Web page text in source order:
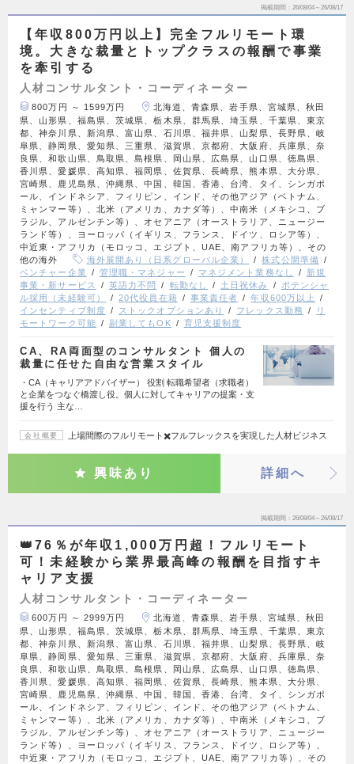
掲載期間 26/08/04～26/08/17
【年収800万円以上】完全フルリモート環
境。大きな裁量とトップクラスの報酬で事業
を牽引する
人材コンサルタント・コーディネーター
800万円 ～ 1599万円
北海道、青森県、岩手県、宮城県、秋田
県、山形県、福島県、茨城県、栃木県、群馬県、埼玉県、千葉県、東京
都、神奈川県、新潟県、富山県、石川県、福井県、山梨県、長野県、岐
阜県、静岡県、愛知県、三重県、滋賀県、京都府、大阪府、兵庫県、奈
良県、和歌山県、鳥取県、島根県、岡山県、広島県、山口県、徳島県、
香川県、愛媛県、高知県、福岡県、佐賀県、長崎県、熊本県、大分県、
宮崎県、鹿児島県、沖縄県、中国、韓国、香港、台湾、タイ、シンガポ
ール、インドネシア、フィリピン、インド、その他アジア（ベトナム、
ミャンマー等）、北米（アメリカ、カナダ等）、中南米（メキシコ、ブ
ラジル、アルゼンチン等）、オセアニア（オーストラリア、ニュージー
ランド等）、ヨーロッパ（イギリス、フランス、ドイツ、ロシア等）、
中近東・アフリカ（モロッコ、エジプト、UAE、南アフリカ等）、その
他の海外
海外展開あり（日系グローバル企業）
株式公開準備
ベンチャー企業
管理職・マネジャー マネジメント業務なし
新規
事業・新サービス
英語力不問 転勤なし 土日祝休み
ポテンシャ
ル採用（未経験可）
20代役員在籍 事業責任者
年収600万以上
インセンティブ制度
ストックオプションあり フレックス勤務
リ
モートワーク可能
副業してもOK 育児支援制度
CA、RA両面型のコンサルタント 個人の
裁量に任せた自由な営業スタイル
・CA（キャリアアドバイザー） 役割 転職希望者（求職者）
と企業をつなぐ橋渡し役。個人に対してキャリアの提案・支
援を行う 主な…
会社概要 上場間際のフルリモート✖️フルフレックスを実現した人材ビジネス
興味あり 詳細へ
掲載期間 26/08/04～26/08/17
👑76％が年収1,000万円超！フルリモート
可！未経験から業界最高峰の報酬を目指すキ
ャリア支援
人材コンサルタント・コーディネーター
600万円 ～ 2999万円
北海道、青森県、岩手県、宮城県、秋田
県、山形県、福島県、茨城県、栃木県、群馬県、埼玉県、千葉県、東京
都、神奈川県、新潟県、富山県、石川県、福井県、山梨県、長野県、岐
阜県、静岡県、愛知県、三重県、滋賀県、京都府、大阪府、兵庫県、奈
良県、和歌山県、鳥取県、島根県、岡山県、広島県、山口県、徳島県、
香川県、愛媛県、高知県、福岡県、佐賀県、長崎県、熊本県、大分県、
宮崎県、鹿児島県、沖縄県、中国、韓国、香港、台湾、タイ、シンガポ
ール、インドネシア、フィリピン、インド、その他アジア（ベトナム、
ミャンマー等）、北米（アメリカ、カナダ等）、中南米（メキシコ、ブ
ラジル、アルゼンチン等）、オセアニア（オーストラリア、ニュージー
ランド等）、ヨーロッパ（イギリス、フランス、ドイツ、ロシア等）、
中近東・アフリカ（モロッコ、エジプト、UAE、南アフリカ等）、その